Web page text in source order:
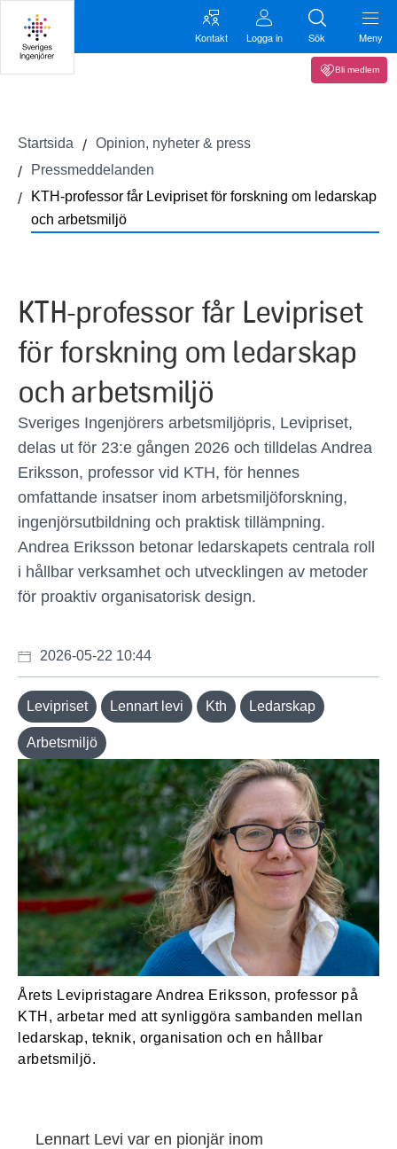
Kontakt Logga in Sök Meny
Bli medlem
Startsida
Opinion, nyheter & press
Pressmeddelanden
KTH-professor får Levipriset för forskning om ledarskap
och arbetsmiljö
KTH-professor får Levipriset
för forskning om ledarskap
och arbetsmiljö
Sveriges Ingenjörers arbetsmiljöpris, Levipriset,
delas ut för 23:e gången 2026 och tilldelas Andrea
Eriksson, professor vid KTH, för hennes
omfattande insatser inom arbetsmiljöforskning,
ingenjörsutbildning och praktisk tillämpning.
Andrea Eriksson betonar ledarskapets centrala roll
i hållbar verksamhet och utvecklingen av metoder
för proaktiv organisatorisk design.
2026-05-22 10:44
Levipriset Lennart levi Kth Ledarskap
Arbetsmiljö
Årets Levipristagare Andrea Eriksson, professor på
KTH, arbetar med att synliggöra sambanden mellan
ledarskap, teknik, organisation och en hållbar
arbetsmiljö.
Lennart Levi var en pionjär inom